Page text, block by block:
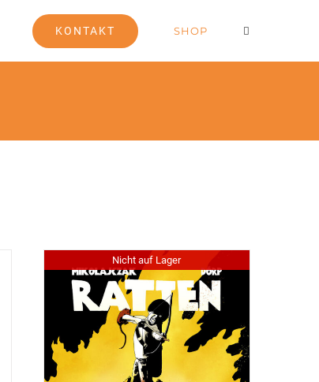
KONTAKT SHOP
Nicht auf Lager